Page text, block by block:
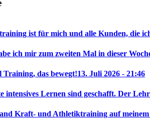
ist für mich und alle Kunden, die
ich mir zum zweiten Mal in dieser
Training, das bewegt!13. Juli 2026 - 21:46
intensives Lernen sind geschafft. Der
Kraft- und Athletiktraining auf